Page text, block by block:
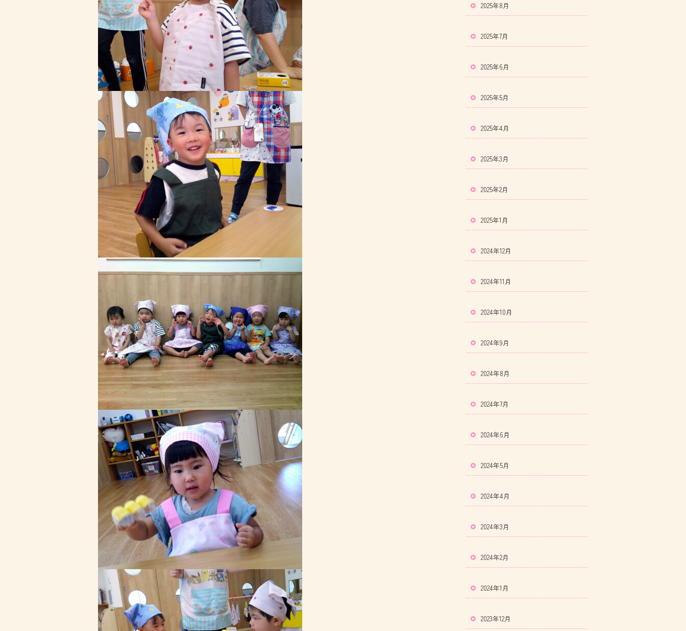
2025年8月
2025年7月
2025年6月
2025年5月
2025年4月
2025年3月
2025年2月
2025年1月
2024年12月
2024年11月
2024年10月
2024年9月
2024年8月
2024年7月
2024年6月
2024年5月
2024年4月
2024年3月
2024年2月
2024年1月
2023年12月